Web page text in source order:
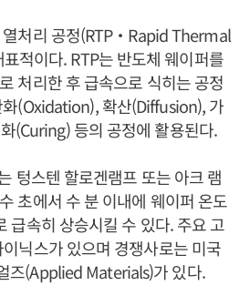
열처리 공정(RTP‧Rapid Thermal
적이다. RTP는 반도체 웨이퍼를
처리한 후 급속으로 식히는 공정
(Oxidation), 확산(Diffusion), 가
(Curing) 등의 공정에 활용된다.
텅스텐 할로겐램프 또는 아크 램
초에서 수 분 이내에 웨이퍼 온도
급속히 상승시킬 수 있다. 주요 고
닉스가 있으며 경쟁사로는 미국
즈(Applied Materials)가 있다.